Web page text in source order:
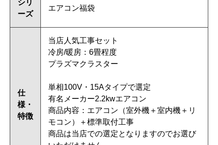
シリ
ーズ
エアコン福袋
仕
様・
特徴
当店人気工事セット
冷房/暖房：6畳程度
プラズマクラスター
単相100V・15Aタイプで選定
有名メーカー2.2kwエアコン
商品内容：エアコン（室外機＋室内機＋リ
モコン）＋標準取付工事
商品は当店での選定となりますのでお選び